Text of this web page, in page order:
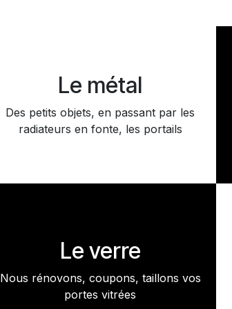
Le métal
Des petits objets, en passant par les
radiateurs en fonte, les portails
Le verre
Nous rénovons, coupons, taillons vos
portes vitrées